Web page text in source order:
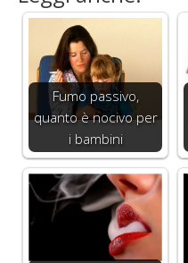
Fumo passivo,
quanto è nocivo per
i bambini